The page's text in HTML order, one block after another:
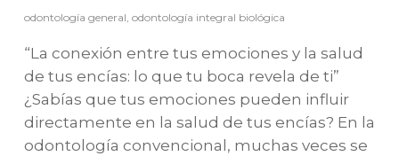
odontología general odontología integral biológica
“La conexión entre tus emociones y la salud
de tus encías: lo que tu boca revela de ti”
¿Sabías que tus emociones pueden influir
directamente en la salud de tus encías? En la
odontología convencional, muchas veces se